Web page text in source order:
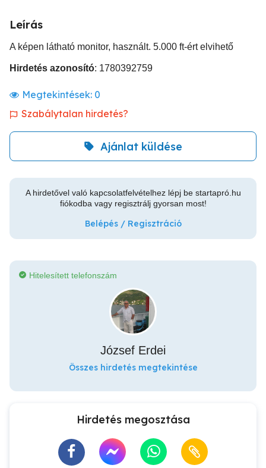
Leírás
A képen látható monitor, használt. 5.000 ft-ért elvihető
Hirdetés azonosító: 1780392759
Megtekintések: 0
Szabálytalan hirdetés?
Ajánlat küldése
A hirdetővel való kapcsolatfelvételhez lépj be startapró.hu
fiókodba vagy regisztrálj gyorsan most!
Belépés / Regisztráció
Hitelesített telefonszám
József Erdei
Összes hirdetés megtekintése
Hirdetés megosztása